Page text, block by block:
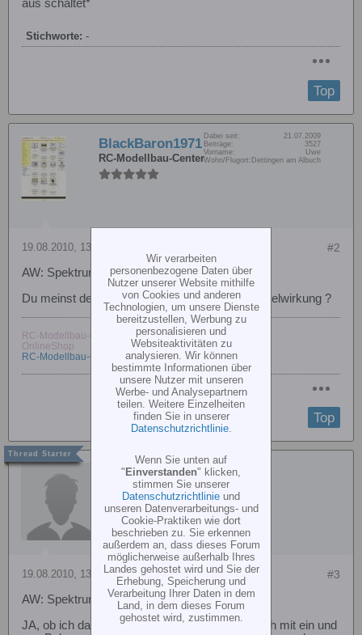
aus schaltet*
Stichworte: -
Top
BlackBaron1971
RC-Modellbau-Center
Dabei seit:
21.07.2009
Beiträge:
3527
Vorname:
Uwe
Wohn/Flugort: Dettingen am Albuch
#2
19.08.2010, 13:06
AW: Spektrum Dx6i Schalterbelegung
Du meinst den Kanal für die Regelung der Kreiselwirkung ?
RC-Modellbau-Center
OnlineShop
RC-Modellbau-Center
Top
HEGI
#3
19.08.2010, 13:07
AW: Spektrum Dx6i Schalterbelegung
JA, ob ich da an der Dx6i einen SChalter einfach mit ein und
Wir verarbeiten
personenbezogene Daten über
Nutzer unserer Website mithilfe
von Cookies und anderen
Technologien, um unsere Dienste
bereitzustellen, Werbung zu
personalisieren und
Websiteaktivitäten zu
analysieren. Wir können
bestimmte Informationen über
unsere Nutzer mit unseren
Werbe- und Analysepartnern
teilen. Weitere Einzelheiten
finden Sie in unserer
Datenschutzrichtlinie.
Wenn Sie unten auf
" Einverstanden" klicken,
stimmen Sie unserer
Datenschutzrichtlinie und
unseren Datenverarbeitungs- und
Cookie-Praktiken wie dort
beschrieben zu. Sie erkennen
außerdem an, dass dieses Forum
möglicherweise außerhalb Ihres
Landes gehostet wird und Sie der
Erhebung, Speicherung und
Verarbeitung Ihrer Daten in dem
Land, in dem dieses Forum
gehostet wird, zustimmen.